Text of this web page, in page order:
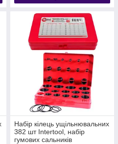
Набір кілець ущільнювальних
382 шт Intertool, набір
гумових сальників